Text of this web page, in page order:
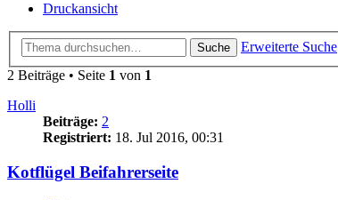
Druckansicht
Suche
Erweiterte Suche
2 Beiträge • Seite 1 von 1
Holli
Beiträge: 2
Registriert: 18. Jul 2016, 00:31
Kotflügel Beifahrerseite